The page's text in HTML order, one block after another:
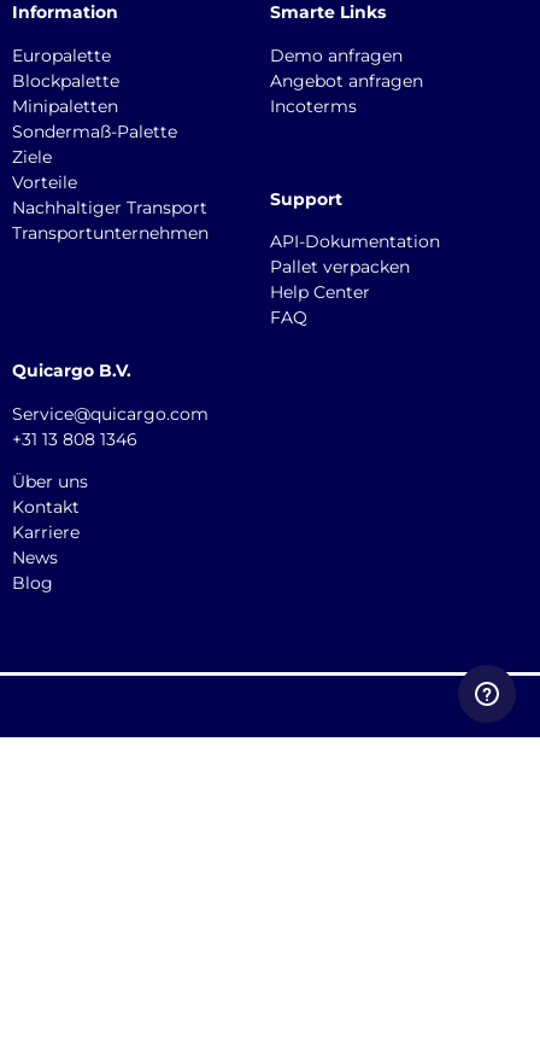
Information
Europalette
Blockpalette
Minipaletten
Sondermaß-Palette
Ziele
Vorteile
Nachhaltiger Transport
Transportunternehmen
Smarte Links
Demo anfragen
Angebot anfragen
Incoterms
Support
API-Dokumentation
Pallet verpacken
Help Center
FAQ
Quicargo B.V.
Service@quicargo.com
+31 13 808 1346
Über uns
Kontakt
Karriere
News
Blog